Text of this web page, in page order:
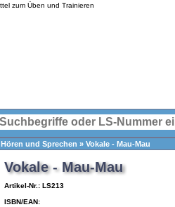
Hören und Sprechen » Vokale - Mau-Mau
Vokale - Mau-Mau
Artikel-Nr.: LS213
ISBN/EAN: